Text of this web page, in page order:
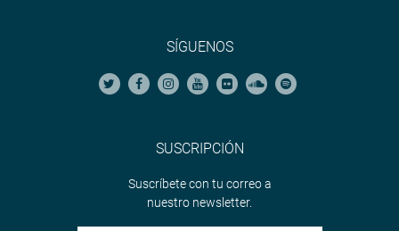
SÍGUENOS
SUSCRIPCIÓN
Suscríbete con tu correo a
nuestro newsletter.